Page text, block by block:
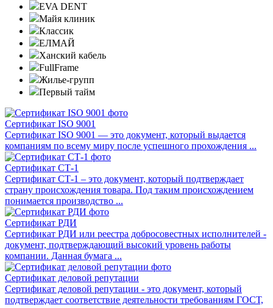
EVA DENT
Майя клиник
Классик
ЕЛМАЙ
Ханский кабель
FullFrame
Жилье-групп
Первый тайм
Сертификат ISO 9001
Сертификат ISO 9001 — это документ, который выдается
компаниям по всему миру после успешного прохождения ...
Сертификат СТ-1
Сертификат СТ-1 – это документ, который подтверждает
страну происхождения товара. Под таким происхождением
понимается производство ...
Сертификат РДИ
Сертификат РДИ или реестра добросовестных исполнителей -
документ, подтверждающий высокий уровень работы
компании. Данная бумага ...
Сертификат деловой репутации
Сертификат деловой репутации - это документ, который
подтверждает соответствие деятельности требованиям ГОСТ,